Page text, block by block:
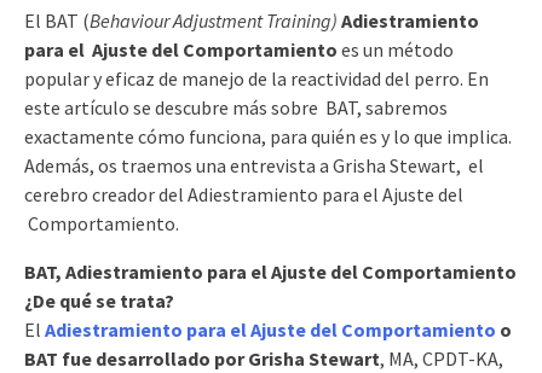
El BAT (Behaviour Adjustment Training) Adiestramiento
para el Ajuste del Comportamiento es un método
popular y eficaz de manejo de la reactividad del perro. En
este artículo se descubre más sobre BAT, sabremos
exactamente cómo funciona, para quién es y lo que implica.
Además, os traemos una entrevista a Grisha Stewart, el
cerebro creador del Adiestramiento para el Ajuste del
Comportamiento.
BAT, Adiestramiento para el Ajuste del Comportamiento
¿De qué se trata?
El Adiestramiento para el Ajuste del Comportamiento o
BAT fue desarrollado por Grisha Stewart, MA, CPDT-KA,